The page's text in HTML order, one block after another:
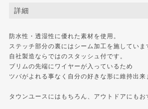
詳細
防水性・透湿性に優れた素材を使用。
ステッチ部分の裏にはシーム加工を施していま
自社製造ならではのスタッシュ付です。
ブリムの先端にワイヤーが入っているため
ツバがよれる事なく自分の好きな形に維持出来
タウンユースにはもちろん、アウトドアにもお